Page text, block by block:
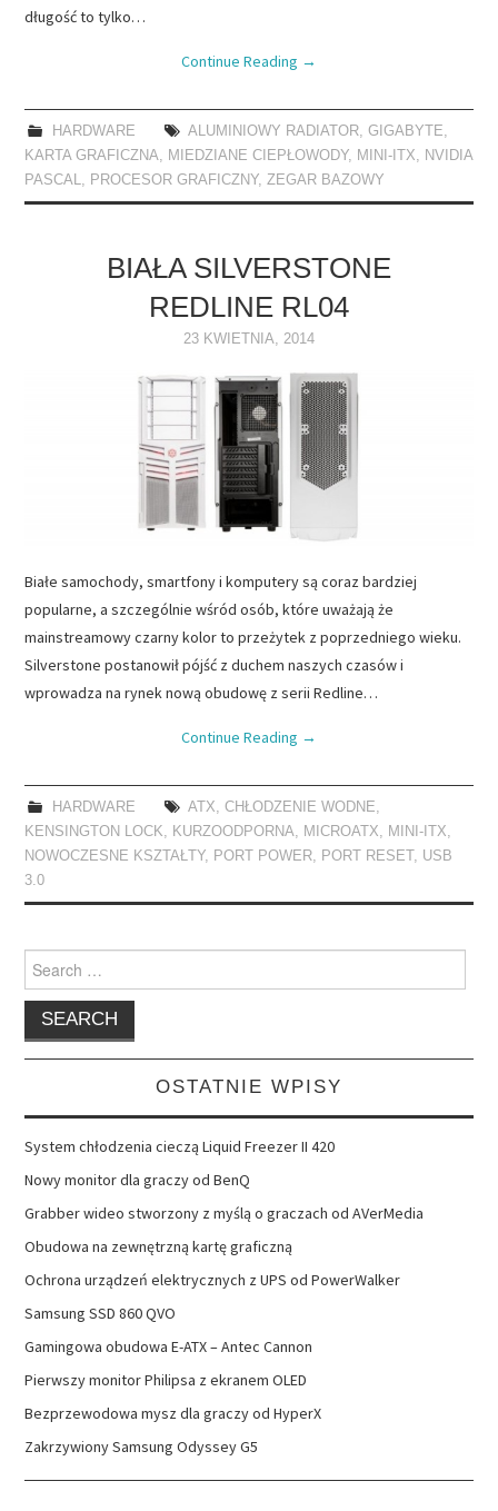
długość to tylko…
Continue Reading →
HARDWARE ALUMINIOWY RADIATOR, GIGABYTE,
KARTA GRAFICZNA, MIEDZIANE CIEPŁOWODY, MINI-ITX, NVIDIA
PASCAL, PROCESOR GRAFICZNY,ZEGAR BAZOWY
BIAŁA SILVERSTONE
REDLINE RL04
23 KWIETNIA, 2014
Białe samochody, smartfony i komputery są coraz bardziej
popularne, a szczególnie wśród osób, które uważają że
mainstreamowy czarny kolor to przeżytek z poprzedniego wieku.
Silverstone postanowił pójść z duchem naszych czasów i
wprowadza na rynek nową obudowę z serii Redline…
Continue Reading →
HARDWARE ATX, CHŁODZENIE WODNE,
KENSINGTON LOCK, KURZOODPORNA, MICROATX, MINI-ITX,
NOWOCZESNE KSZTAŁTY, PORT POWER, PORT RESET , USB
3.0
Search
for:
OSTATNIE WPISY
System chłodzenia cieczą Liquid Freezer II 420
Nowy monitor dla graczy od BenQ
Grabber wideo stworzony z myślą o graczach od AVerMedia
Obudowa na zewnętrzną kartę graficzną
Ochrona urządzeń elektrycznych z UPS od PowerWalker
Samsung SSD 860 QVO
Gamingowa obudowa E-ATX – Antec Cannon
Pierwszy monitor Philipsa z ekranem OLED
Bezprzewodowa mysz dla graczy od HyperX
Zakrzywiony Samsung Odyssey G5